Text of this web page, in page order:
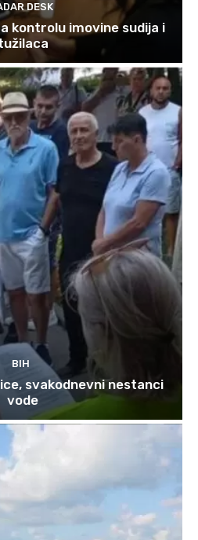
DESK
kontrolu imovine sudija i
BIH
svakodnevni nestanci
vode